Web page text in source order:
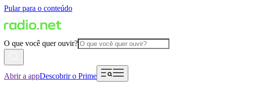
Pular para o conteúdo
O que você quer ouvir?
Abrir a appDescobrir o Prime